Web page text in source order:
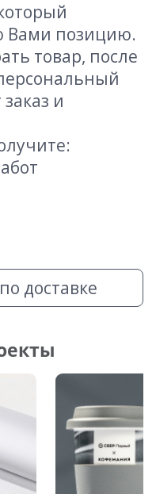
Вами позицию.
товар, после
и
доставке